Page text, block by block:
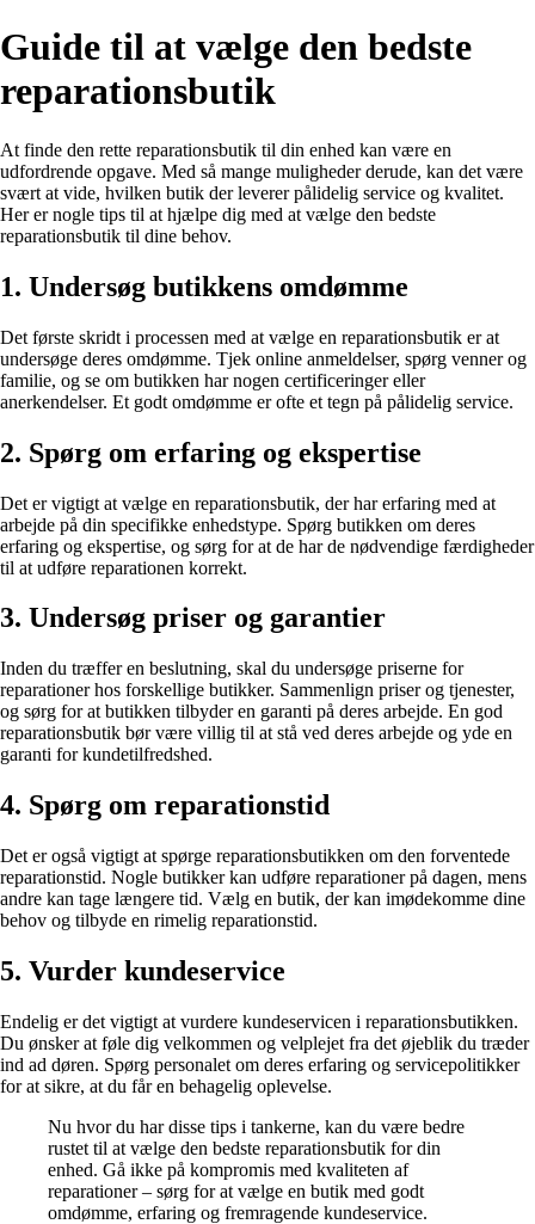
Guide til at vælge den bedste
reparationsbutik
At finde den rette reparationsbutik til din enhed kan være en
udfordrende opgave. Med så mange muligheder derude, kan det være
svært at vide, hvilken butik der leverer pålidelig service og kvalitet.
Her er nogle tips til at hjælpe dig med at vælge den bedste
reparationsbutik til dine behov.
1. Undersøg butikkens omdømme
Det første skridt i processen med at vælge en reparationsbutik er at
undersøge deres omdømme. Tjek online anmeldelser, spørg venner og
familie, og se om butikken har nogen certificeringer eller
anerkendelser. Et godt omdømme er ofte et tegn på pålidelig service.
2. Spørg om erfaring og ekspertise
Det er vigtigt at vælge en reparationsbutik, der har erfaring med at
arbejde på din specifikke enhedstype. Spørg butikken om deres
erfaring og ekspertise, og sørg for at de har de nødvendige færdigheder
til at udføre reparationen korrekt.
3. Undersøg priser og garantier
Inden du træffer en beslutning, skal du undersøge priserne for
reparationer hos forskellige butikker. Sammenlign priser og tjenester,
og sørg for at butikken tilbyder en garanti på deres arbejde. En god
reparationsbutik bør være villig til at stå ved deres arbejde og yde en
garanti for kundetilfredshed.
4. Spørg om reparationstid
Det er også vigtigt at spørge reparationsbutikken om den forventede
reparationstid. Nogle butikker kan udføre reparationer på dagen, mens
andre kan tage længere tid. Vælg en butik, der kan imødekomme dine
behov og tilbyde en rimelig reparationstid.
5. Vurder kundeservice
Endelig er det vigtigt at vurdere kundeservicen i reparationsbutikken.
Du ønsker at føle dig velkommen og velplejet fra det øjeblik du træder
ind ad døren. Spørg personalet om deres erfaring og servicepolitikker
for at sikre, at du får en behagelig oplevelse.
Nu hvor du har disse tips i tankerne, kan du være bedre
rustet til at vælge den bedste reparationsbutik for din
enhed. Gå ikke på kompromis med kvaliteten af
reparationer – sørg for at vælge en butik med godt
omdømme, erfaring og fremragende kundeservice.